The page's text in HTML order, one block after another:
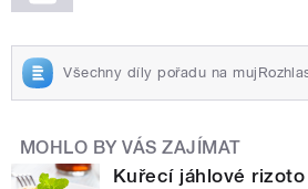
Všechny díly pořadu na
MOHLO BY VÁS ZAJÍMAT
Kuřecí jáhlové rizoto